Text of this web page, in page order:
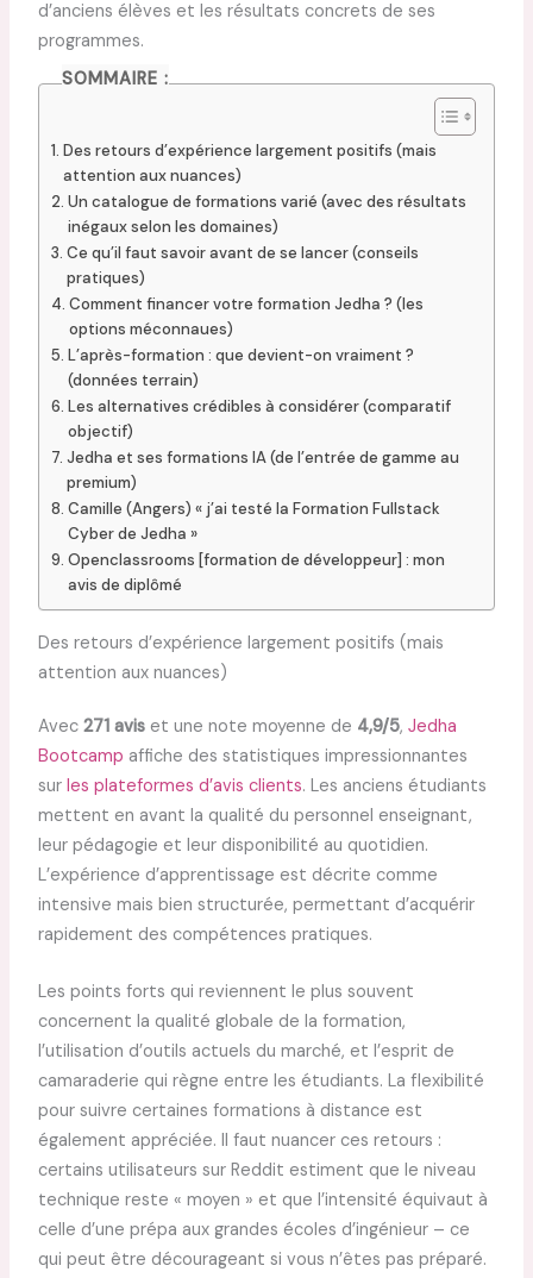
d’anciens élèves et les résultats concrets de ses
programmes.
SOMMAIRE :
Des retours d’expérience largement positifs (mais
attention aux nuances)
Un catalogue de formations varié (avec des résultats
inégaux selon les domaines)
Ce qu’il faut savoir avant de se lancer (conseils
pratiques)
Comment financer votre formation Jedha ? (les
options méconnaues)
L’après-formation : que devient-on vraiment ?
(données terrain)
Les alternatives crédibles à considérer (comparatif
objectif)
Jedha et ses formations IA (de l’entrée de gamme au
premium)
Camille (Angers) « j’ai testé la Formation Fullstack
Cyber de Jedha »
Openclassrooms [formation de développeur] : mon
avis de diplômé
Des retours d’expérience largement positifs (mais
attention aux nuances)
Avec 271 aviset une note moyenne de 4,9/5, Jedha
Bootcamp affiche des statistiques impressionnantes
sur les plateformes d’avis clients. Les anciens étudiants
mettent en avant la qualité du personnel enseignant,
leur pédagogie et leur disponibilité au quotidien.
L’expérience d’apprentissage est décrite comme
intensive mais bien structurée, permettant d’acquérir
rapidement des compétences pratiques.
Les points forts qui reviennent le plus souvent
concernent la qualité globale de la formation,
l’utilisation d’outils actuels du marché, et l’esprit de
camaraderie qui règne entre les étudiants. La flexibilité
pour suivre certaines formations à distance est
également appréciée. Il faut nuancer ces retours :
certains utilisateurs sur Reddit estiment que le niveau
technique reste « moyen » et que l’intensité équivaut à
celle d’une prépa aux grandes écoles d’ingénieur – ce
qui peut être décourageant si vous n’êtes pas préparé.